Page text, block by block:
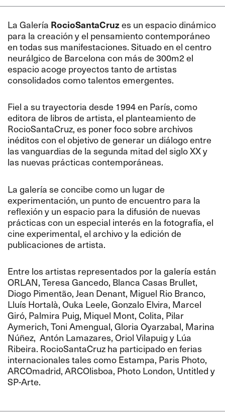
La Galería RocioSantaCruzes un espacio dinámico
para la creación y el pensamiento contemporáneo
en todas sus manifestaciones. Situado en el centro
neurálgico de Barcelona con más de 300m2 el
espacio acoge proyectos tanto de artistas
consolidados como talentos emergentes.
Fiel a su trayectoria desde 1994 en París, como
editora de libros de artista, el planteamiento de
RocioSantaCruz, es poner foco sobre archivos
inéditos con el objetivo de generar un diálogo entre
las vanguardias de la segunda mitad del siglo XX y
las nuevas prácticas contemporáneas.
La galería se concibe como un lugar de
experimentación, un punto de encuentro para la
reflexión y un espacio para la difusión de nuevas
prácticas con un especial interés en la fotografía, el
cine experimental, el archivo y la edición de
publicaciones de artista.
Entre los artistas representados por la galería están
ORLAN, Teresa Gancedo, Blanca Casas Brullet,
Diogo Pimentão, Jean Denant, Miguel Rio Branco,
Lluís Hortalà, Ouka Leele, Gonzalo Elvira, Marcel
Giró, Palmira Puig, Miquel Mont, Colita, Pilar
Aymerich, Toni Amengual, Gloria Oyarzabal, Marina
Núñez, Antón Lamazares, Oriol Vilapuig y Lúa
Ribeira. RocioSantaCruz ha participado en ferias
internacionales tales como Estampa, Paris Photo,
ARCOmadrid, ARCOlisboa, Photo London, Untitled y
SP-Arte.